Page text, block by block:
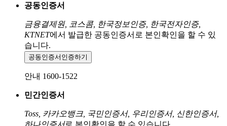
공동인증서
금융결제원, 코스콤, 한국정보인증, 한국전자인증,
KTNET에서 발급한 공동인증서로 본인확인을 할 수 있
습니다.
공동인증서 인증하기
안내 1600-1522
민간인증서
Toss, 카카오뱅크, 국민인증서, 우리인증서, 신한인증서,